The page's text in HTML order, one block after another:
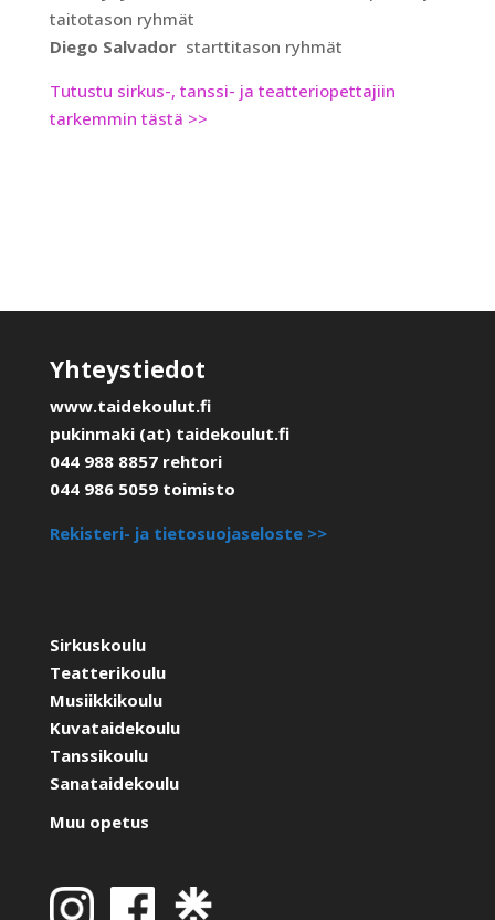
taitotason ryhmät
Diego Salvador starttitason ryhmät
Tutustu sirkus-, tanssi- ja teatteriopettajiin
tarkemmin tästä >>
Yhteystiedot
www.taidekoulut.fi
pukinmaki (at) taidekoulut.fi
044 988 8857 rehtori
044 986 5059 toimisto
Rekisteri- ja tietosuojaseloste >>
Sirkuskoulu
Teatterikoulu
Musiikkikoulu
Kuvataidekoulu
Tanssikoulu
Sanataidekoulu
Muu opetus